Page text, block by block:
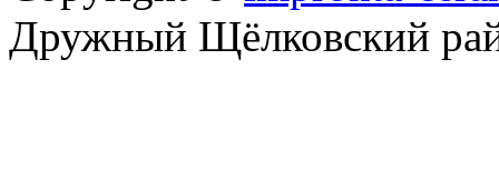
Дружный Щёлковский